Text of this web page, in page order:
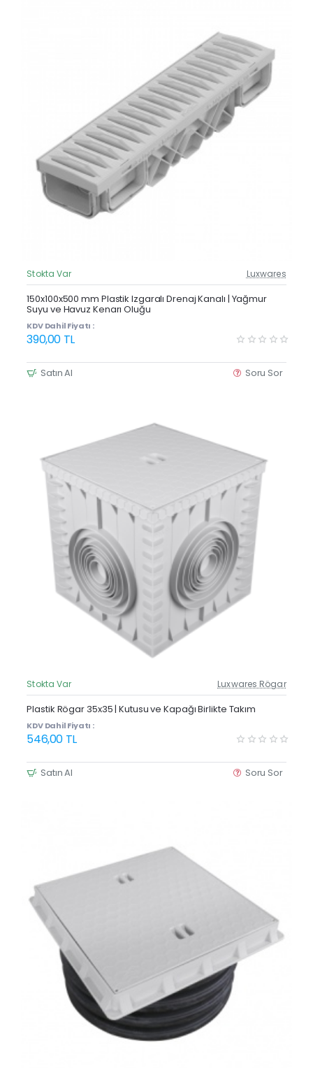
Güncel Fiyat
Yeni Ürün
Stokta Var Luxwares
150x100x500 mm Plastik Izgaralı Drenaj Kanalı | Yağmur
Suyu ve Havuz Kenarı Oluğu
KDV Dahil Fiyatı :
390,00 TL
Satın Al Soru Sor
Güncel Fiyat
Stokta Var Luxwares Rögar
Plastik Rögar 35x35 | Kutusu ve Kapağı Birlikte Takım
KDV Dahil Fiyatı :
546,00 TL
Satın Al Soru Sor